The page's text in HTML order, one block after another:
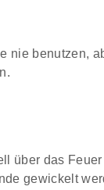
nie benutzen,
über das
gewickelt